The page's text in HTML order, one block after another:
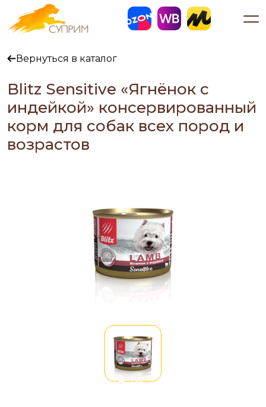
Вернуться в каталог
Blitz Sensitive «Ягнёнок с
индейкой» консервированный
корм для собак всех пород и
возрастов